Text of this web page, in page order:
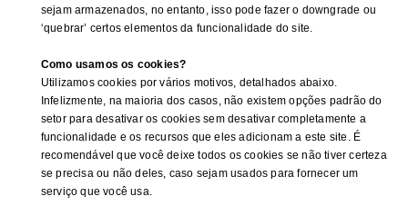
sejam armazenados, no entanto, isso pode fazer o downgrade ou
‘quebrar’ certos elementos da funcionalidade do site.
Como usamos os cookies?
Utilizamos cookies por vários motivos, detalhados abaixo.
Infelizmente, na maioria dos casos, não existem opções padrão do
setor para desativar os cookies sem desativar completamente a
funcionalidade e os recursos que eles adicionam a este site. É
recomendável que você deixe todos os cookies se não tiver certeza
se precisa ou não deles, caso sejam usados ​​para fornecer um
serviço que você usa.